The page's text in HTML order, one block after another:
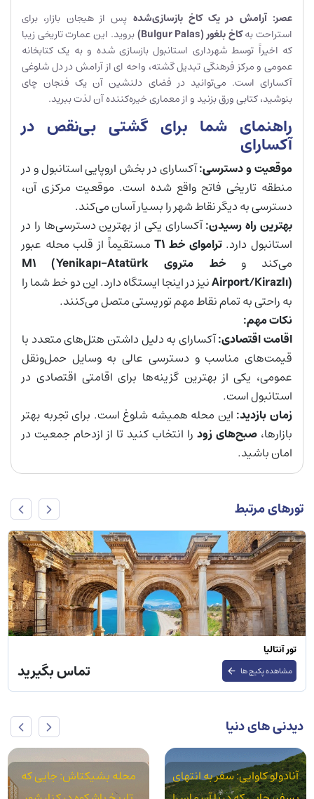
عصر: آرامش در یک کاخ بازسازی‌شده پس از هیجان بازار، برای
استراحت بهکاخ بلغور (Bulgur Palas
)بروید. این عمارت تاریخی زیبا
که اخیراً توسط شهرداری استانبول بازسازی شده و به یک کتابخانه
عمومی و مرکز فرهنگی تبدیل گشته، واحه ای از آرامش در دل شلوغی
آکسارای است. می‌توانید در فضای دلنشین آن یک فنجان چای
بنوشید، کتابی ورق بزنید و از معماری خیره‌کننده آن لذت ببرید.
راهنمای شما برای گشتی بی‌نقص در
آکسارای
موقعیت و دسترسی:آکسارای در بخش اروپایی استانبول و در
منطقه تاریخی فاتح واقع شده است. موقعیت مرکزی آن،
دسترسی به دیگر نقاط شهر را بسیار آسان می‌کند.
بهترین راه رسیدن:آکسارای یکی از بهترین دسترسی‌ها را در
استانبول دارد.تراموای خط T1مستقیماً از قلب محله عبور
می‌کند وخط متروی M1 (Yenikapı-Atatürk
Airport/Kirazlı)نیز در اینجا ایستگاه دارد. این دو خط شما را
به راحتی به تمام نقاط مهم توریستی متصل می‌کنند.
نکات مهم:
اقامت اقتصادی:آکسارای به دلیل داشتن هتل‌های متعدد با
قیمت‌های مناسب و دسترسی عالی به وسایل حمل‌ونقل
عمومی، یکی از بهترین گزینه‌ها برای اقامتی اقتصادی در
استانبول است.
زمان بازدید: این محله همیشه شلوغ است. برای تجربه بهتر
بازارها، صبح‌های زود را انتخاب کنید تا از ازدحام جمعیت در
امان باشید.
تورهای مرتبط
تور دبی
مشاهده پکیج ها تماس بگیرید
دیدنی های دنیا
محله بشیکتاش: جایی که
محله آکسارای: استانبول